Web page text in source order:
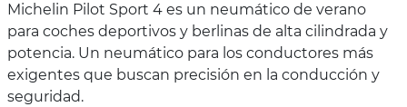
Michelin Pilot Sport 4 es un neumático de verano
para coches deportivos y berlinas de alta cilindrada y
potencia. Un neumático para los conductores más
exigentes que buscan precisión en la conducción y
seguridad.